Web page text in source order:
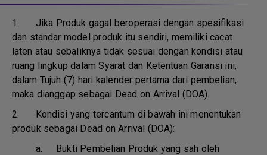
1. Jika Produk gagal beroperasi dengan spesifikasi
dan standar model produk itu sendiri, memiliki cacat
laten atau sebaliknya tidak sesuai dengan kondisi atau
ruang lingkup dalam Syarat dan Ketentuan Garansi ini,
dalam Tujuh (7) hari kalender pertama dari pembelian,
maka dianggap sebagai Dead on Arrival (DOA).
2. Kondisi yang tercantum di bawah ini menentukan
produk sebagai Dead on Arrival (DOA):
a. Bukti Pembelian Produk yang sah oleh